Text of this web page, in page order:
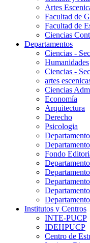
Artes
Facultad de
Facultad de
Ciencias
Departamentos
Ciencias -
Humanidades
Ciencias -
artes
Ciencias
Economía
Arquitectura
Derecho
Psicologia
Fondo
Institutos y Centros
INTE-PUCP
IDEHPUCP
Centro de